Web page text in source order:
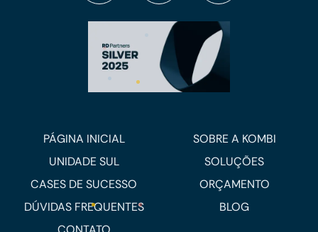
PÁGINA INICIAL
SOBRE A KOMBI
UNIDADE SUL
SOLUÇÕES
CASES DE SUCESSO
ORÇAMENTO
DÚVIDAS FREQUENTES
BLOG